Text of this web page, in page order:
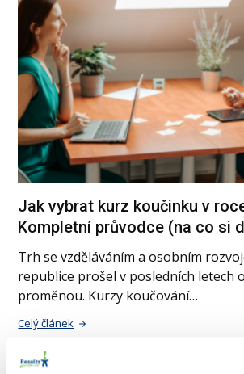
Jak vybrat kurz koučinku v
Kompletní průvodce (na co si
Trh se vzděláváním a osobním
republice prošel v posledních letech
proměnou. Kurzy koučování…
Celý článek